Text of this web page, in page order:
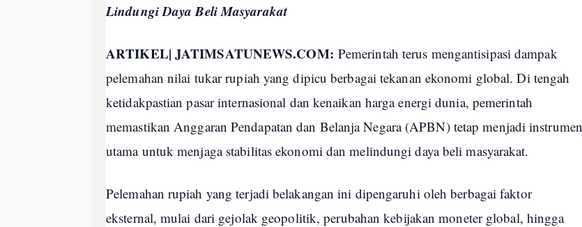
Lindungi Daya Beli Masyarakat
ARTIKEL| JATIMSATUNEWS.COM: Pemerintah terus mengantisipasi dampak
pelemahan nilai tukar rupiah yang dipicu berbagai tekanan ekonomi global. Di tengah
ketidakpastian pasar internasional dan kenaikan harga energi dunia, pemerintah
memastikan Anggaran Pendapatan dan Belanja Negara (APBN) tetap menjadi instrumen
utama untuk menjaga stabilitas ekonomi dan melindungi daya beli masyarakat.
Pelemahan rupiah yang terjadi belakangan ini dipengaruhi oleh berbagai faktor
eksternal, mulai dari gejolak geopolitik, perubahan kebijakan moneter global, hingga